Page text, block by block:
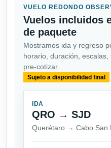
VUELO REDONDO
Vuelos incluidos
de paquete
Mostramos ida y regreso
horario, duración,
pre-cotizar.
Sujeto a disponibilidad final
IDA
QRO → SJD
Querétaro → Cabo San